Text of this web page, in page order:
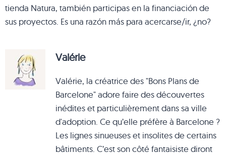
tienda Natura, también participas en la financiación de
sus proyectos. Es una razón más para acercarse/ir, ¿no?
Valérie
Valérie, la créatrice des "Bons Plans de
Barcelone" adore faire des découvertes
inédites et particulièrement dans sa ville
d'adoption. Ce qu’elle préfère à Barcelone ?
Les lignes sinueuses et insolites de certains
bâtiments. C’est son côté fantaisiste diront